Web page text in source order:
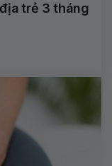
trẻ 3 tháng